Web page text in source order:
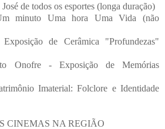
de todos os esportes (longa duração)
minuto Uma hora Uma Vida (não
de Cerâmica "Profundezas"
Onofre - Exposição de Memórias
Imaterial: Folclore e Identidade
CINEMAS NA REGIÃO